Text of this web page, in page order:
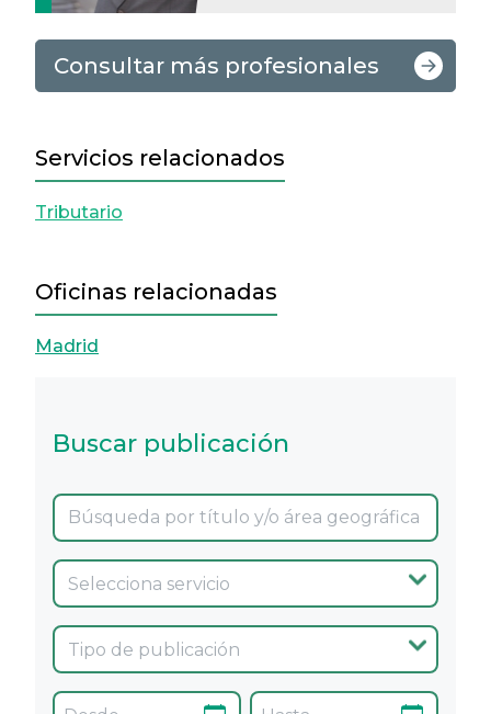
Consultar más profesionales
Servicios relacionados
Tributario
Oficinas relacionadas
Madrid
Buscar publicación